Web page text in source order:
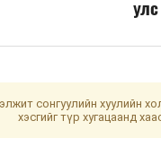
сонгуулийн хуулийн
хэсгийг түр хугацаанд